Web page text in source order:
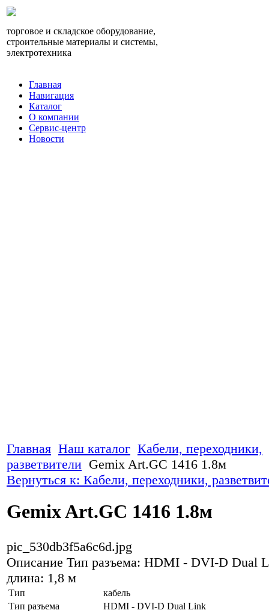
торговое и складское оборудование,
строительные материалы и системы,
электротехника
Главная
Навигация
Каталог
О компании
Сервис-центр
Новости
Главная Наш каталог Кабели, переходники,
разветвители Gemix Art.GC 1416 1.8м
Вернуться к: Кабели, переходники,
Gemix Art.GC 1416 1.8м
pic_530db3f5a6c6d.jpg
Описание Тип разъема: HDMI - DVI-D Dual
длина: 1,8 м
Тип
кабель
Тип разъема
HDMI - DVI-D Dual Link